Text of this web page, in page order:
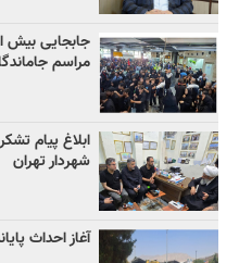
مراسم
ابلاغ پیام
شهردار تهران
آغاز احداث